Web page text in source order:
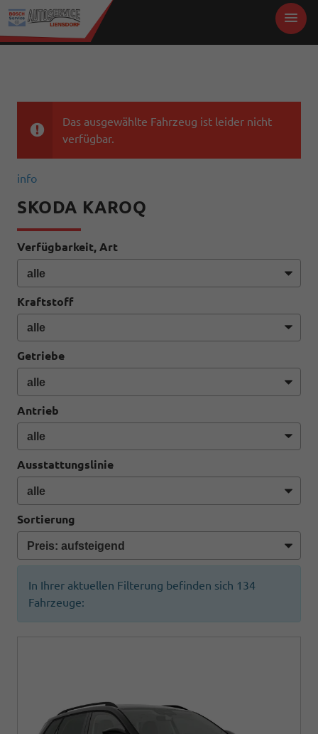
Das ausgewählte Fahrzeug ist leider nicht
verfügbar.
info
SKODA KAROQ
Verfügbarkeit, Art
Kraftstoff
Getriebe
Antrieb
Ausstattungslinie
Sortierung
In Ihrer aktuellen Filterung befinden sich 134
Fahrzeuge: